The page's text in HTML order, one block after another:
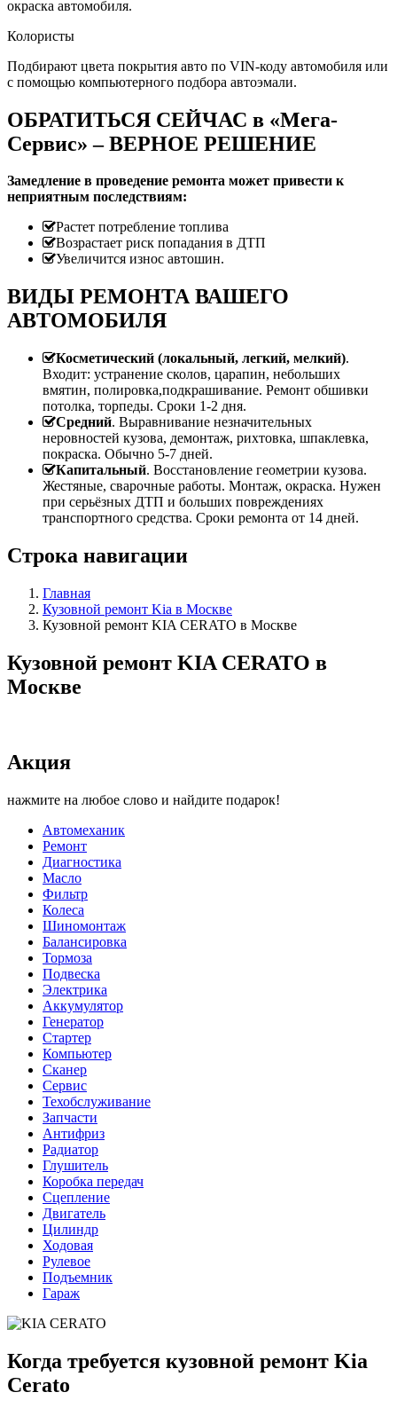
окраска автомобиля.
Колористы
Подбирают цвета покрытия авто по VIN-коду автомобиля или
с помощью компьютерного подбора автоэмали.
ОБРАТИТЬСЯ СЕЙЧАС в «Мега-
Сервис» – ВЕРНОЕ РЕШЕНИЕ
Замедление в проведение ремонта может привести к
неприятным последствиям:
Растет потребление топлива
Возрастает риск попадания в ДТП
Увеличится износ автошин.
ВИДЫ РЕМОНТА ВАШЕГО
АВТОМОБИЛЯ
Косметический (локальный, легкий, мелкий).
Входит: устранение сколов, царапин, небольших
вмятин, полировка,подкрашивание. Ремонт обшивки
потолка, торпеды. Сроки 1-2 дня.
Средний. Выравнивание незначительных
неровностей кузова, демонтаж, рихтовка, шпаклевка,
покраска. Обычно 5-7 дней.
Капитальный. Восстановление геометрии кузова.
Жестяные, сварочные работы. Монтаж, окраска. Нужен
при серьёзных ДТП и больших повреждениях
транспортного средства. Сроки ремонта от 14 дней.
Строка навигации
Главная
Кузовной ремонт Kia в Москве
Кузовной ремонт KIA CERATO в Москве
Кузовной ремонт KIA CERATO в
Москве
Акция
нажмите на любое слово и найдите подарок!
Автомеханик
Ремонт
Диагностика
Масло
Фильтр
Колеса
Шиномонтаж
Балансировка
Тормоза
Подвеска
Электрика
Аккумулятор
Генератор
Стартер
Компьютер
Сканер
Сервис
Техобслуживание
Запчасти
Антифриз
Радиатор
Глушитель
Коробка передач
Сцепление
Двигатель
Цилиндр
Ходовая
Рулевое
Подъемник
Гараж
Когда требуется кузовной ремонт Kia
Cerato